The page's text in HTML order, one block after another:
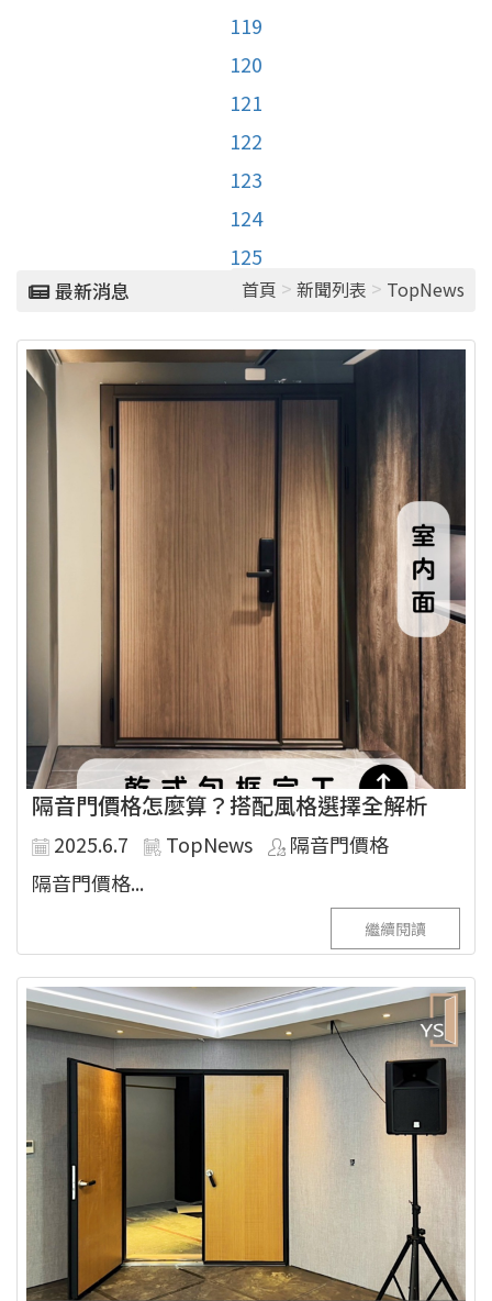
119
120
121
122
123
124
125
最新消息 首頁 > 新聞列表 > TopNews
隔音門價格怎麼算？搭配風格選擇全解析
2025.6.7 TopNews
隔音門價格
隔音門價格...
繼續閱讀